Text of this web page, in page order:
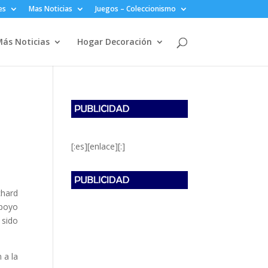
Mas Noticias Juegos – Coleccionismo
Noticias Hogar Decoración
a la
[:es][enlace][:]